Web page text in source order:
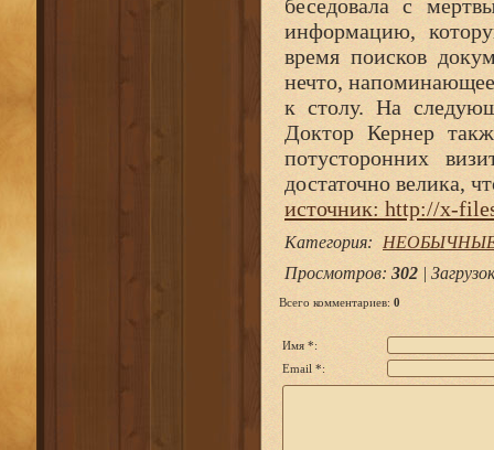
беседовала с
информацию,
время поисков
нечто, напоминающее
к столу. На
Доктор Кернер
потусторонних
достаточно велика,
источник: http://x-
Категория:
Просмотров: 302 | Загрузок
Всего комментариев: 0
Имя *:
Email *: